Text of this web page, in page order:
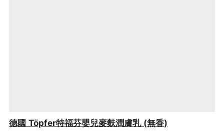
德國 Töpfer特福芬嬰兒麥麩潤膚乳(無香)